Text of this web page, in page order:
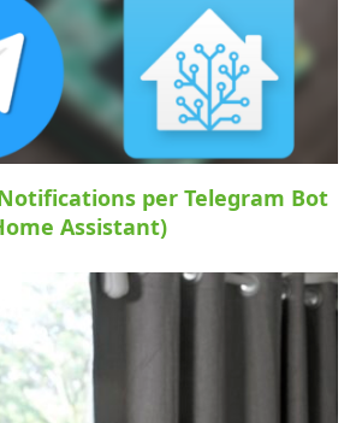
per Telegram Bot
Assistant)